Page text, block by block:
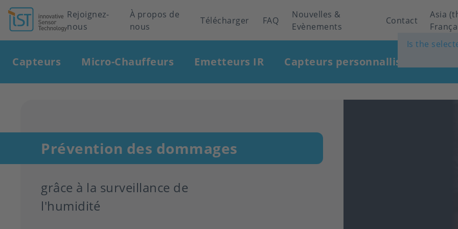
Header
navigation
Rejoignez-
nous
À propos de
nous
Télécharger FAQ
Nouvelles &
Evènements
Contact
Asia
Is the
navigation
Capteurs Micro-Chauffeurs Emetteurs IR Capteurs personnallisés
Prévention des dommages
grâce à la surveillance de
l'humidité